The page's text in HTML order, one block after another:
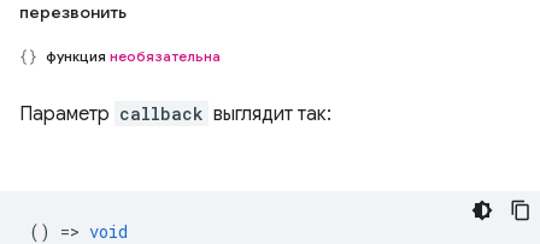
перезвонить
функция необязательна
Параметр callback выглядит так:
() => void